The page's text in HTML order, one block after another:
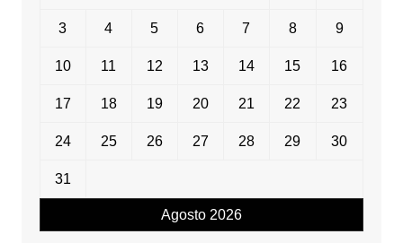
Agosto 2026
3 4 5 6 7 8 9
10 11 12 13 14 15 16
17 18 19 20 21 22 23
24 25 26 27 28 29 30
31